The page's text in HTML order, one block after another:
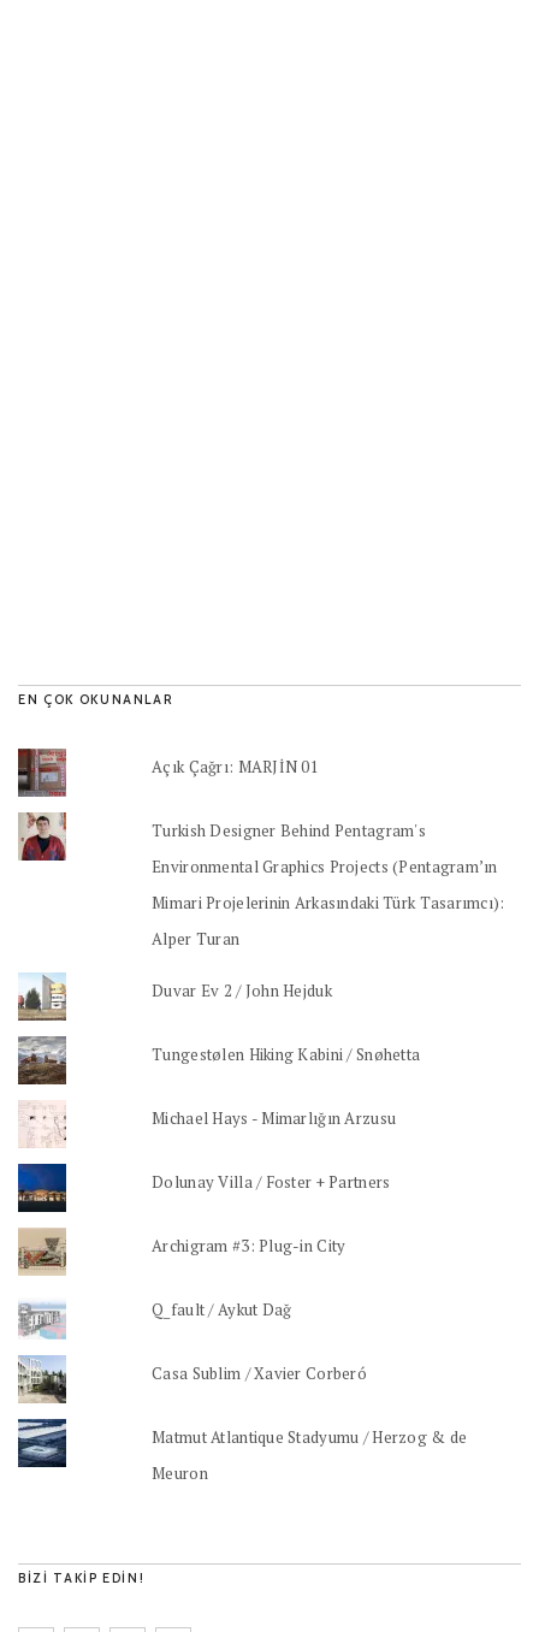
EN ÇOK OKUNANLAR
Açık Çağrı: MARJİN 01
Turkish Designer Behind Pentagram's
Environmental Graphics Projects (Pentagram’ın
Mimari Projelerinin Arkasındaki Türk Tasarımcı):
Alper Turan
Duvar Ev 2 / John Hejduk
Tungestølen Hiking Kabini / Snøhetta
Michael Hays - Mimarlığın Arzusu
Dolunay Villa / Foster + Partners
Archigram #3: Plug-in City
Q_fault / Aykut Dağ
Casa Sublim / Xavier Corberó
Matmut Atlantique Stadyumu / Herzog & de
Meuron
BIZI TAKIP EDIN!